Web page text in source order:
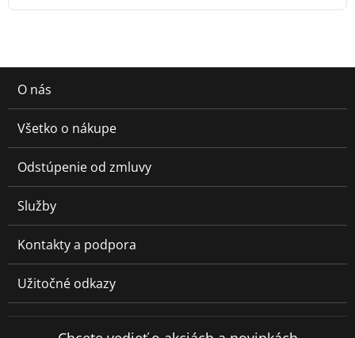
O nás
Všetko o nákupe
Odstúpenie od zmluvy
Služby
Kontakty a podpora
Užitočné odkazy